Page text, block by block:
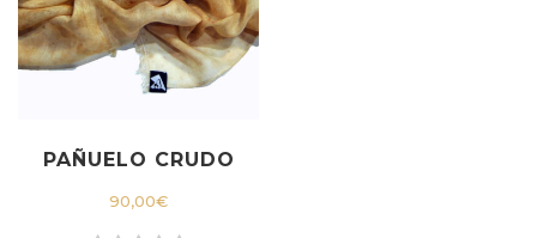
PAÑUELO CRUDO
90,00€